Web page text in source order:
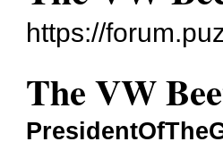
https://
The VW